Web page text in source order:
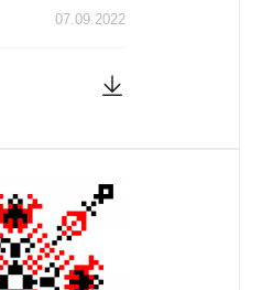
07.09.2022